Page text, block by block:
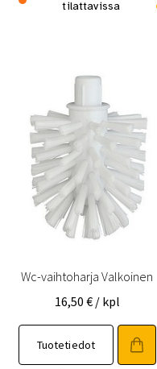
tilattavissa
Wc-vaihtoharja Valkoinen
16,50 € / kpl
Tuotetiedot